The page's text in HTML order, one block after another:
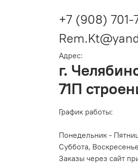
+7 (908) 701-
Адрес:
г.
71П
График работы:
Понедельник -
Суббота,
Заказы через сайт